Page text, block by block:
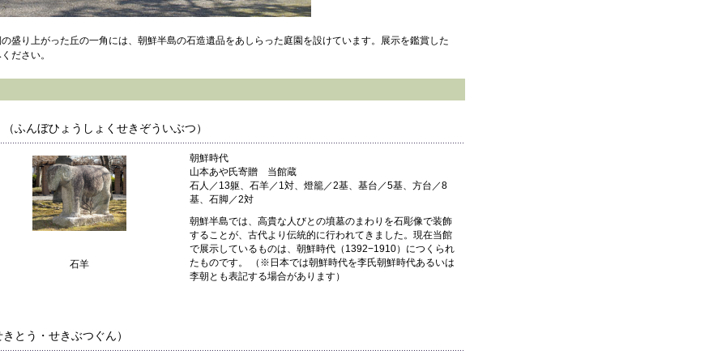
盛り上がった丘の一角には、朝鮮半島の石造遺品をあしらった庭園を設けています。展示を鑑賞した
ださい。
（ふんぼひょうしょくせきぞういぶつ）
石羊
朝鮮時代
山本あや氏寄贈 当館蔵
石人／13躯、石羊／1対、燈籠／2基、基台／5基、方台／8
基、石脚／2対
朝鮮半島では、高貴な人びとの墳墓のまわりを石彫像で装飾
することが、古代より伝統的に行われてきました。現在当館
で展示しているものは、朝鮮時代（1392−1910）につくられ
たものです。 （※日本では朝鮮時代を李氏朝鮮時代あるいは
李朝とも表記する場合があります）
とう・せきぶつぐん）